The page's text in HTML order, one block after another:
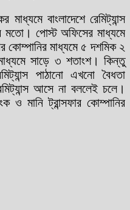
বাংলাদেশে রেমিট্যান্স
মতো। পোস্ট অফিসের মাধ্যমে
কোম্পানির মাধ্যমে ৫ দশমিক ২
সাড়ে ৩ শতাংশ। কিন্তু
পাঠানো এখনো বৈধতা
আসে না বললেই চলে।
ও মানি ট্রান্সফার কোম্পানির